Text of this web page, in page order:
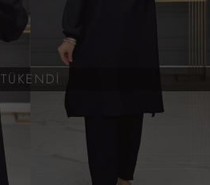
TÜKENDİ